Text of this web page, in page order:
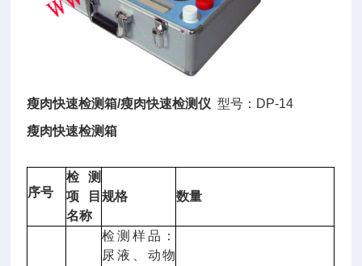
瘦肉快速检测箱/瘦肉快速检测仪 型号：DP-14
瘦肉快速检测箱
序号
检测
项目
名称
规格 数量
检测样品：
尿液、动物